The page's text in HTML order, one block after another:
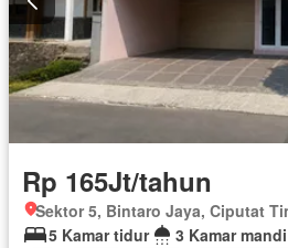
Rp 165Jt/tahun
5 Kamar tidur
3 Kamar mandi